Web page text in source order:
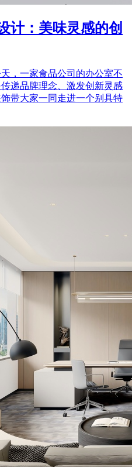
计：美味灵感的创
，一家食品公司的办公室不
递品牌理念、激发创新灵感
带大家一同走进一个别具特